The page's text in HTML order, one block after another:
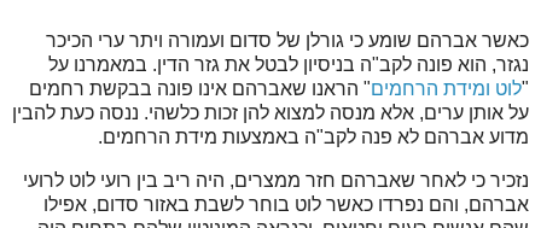
כאשר אברהם שומע כי גורלן של סדום ועמורה ויתר ערי הכיכר
נגזר, הוא פונה לקב"ה בניסיון לבטל את גזר הדין. במאמרנו על
"לוט ומידת הרחמים" הראנו שאברהם אינו פונה בבקשת רחמים
על אותן ערים, אלא מנסה למצוא להן זכות כלשהי. ננסה כעת להבין
מדוע אברהם לא פנה לקב"ה באמצעות מידת הרחמים.
נזכיר כי לאחר שאברהם חזר ממצרים, היה ריב בין רועי לוט לרועי
אברהם, והם נפרדו כאשר לוט בוחר לשבת באזור סדום, אפילו